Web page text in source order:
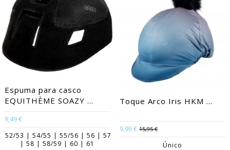
Espuma para casco
EQUITHÈME SOAZY ...
9,49 €
52/53 | 54/55 | 55/56 | 56 | 57
| 58 | 58/59 | 60 | 61
Toque Arco Iris HKM ...
9,99 € 15,95 €
Único